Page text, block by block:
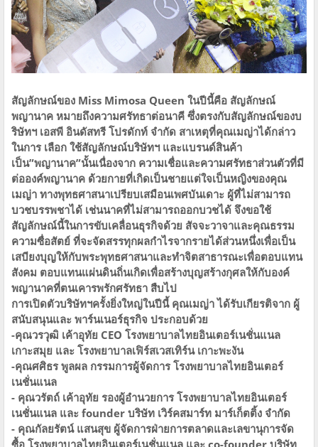
สัญลักษณ์ของ Miss Mimosa Queen ในปีนี้คือ สัญลักษณ์
พญานาค หมายถึงความศรัทธาต่อนาคี ซึ่งตรงกับสัญลักษณ์ของบ
ริษัทฯ เอสพี อินดัสทรี โปรดักท์ จำกัด สาเหตุที่คุณเมญ่าได้กล่าว
ในการ เลือก ใช้สัญลักษณ์บริษัทฯ และแบรนด์สินค้า
เป็น”พญานาค”นั้นเนื่องจาก ความเชื่อและความศรัทธาส่วนตัวที่มี
ต่อองค์พญานาค ด้วยกายที่เกิดเป็นชายแต่ใจเป็นหญิงของคุณ
เมญ่า ทางพุทธศาสนาเปรียบเสมือนเพศบันเดาะ ผู้ที่ไม่สามารถ
บวชบรรพชาได้ เช่นนาคที่ไม่สามารถออกบวชได้ จึงขอใช้
สัญลักษณ์นี้ในการขับเคลื่อนธุรกิจด้วย สัจจะวาจาและคุณธรรม
ความซื่อสัตย์ ที่จะจัดสรรทุกผลกำไรจากรายได้ส่วนหนึ่งเพื่อเป็น
เสบียงบุญให้กับพระพุทธศาสนาและทำจิตสาธารณะเพื่อตอบแทน
สังคม ตอบแทนแผ่นดินถิ่นเกิดเพื่อสร้างบุญสร้างกุศลให้กับองค์
พญานาคที่ตนเคารพรักศรัทธา สืบไป
การเปิดตัวบริษัทฯครั้งยิ่งใหญ่ในปีนี้ คุณเมญ่า ได้รับเกียรติจาก ผู้
สนับสนุนและ พาร์นเนอร์ธุรกิจ ประกอบด้วย
-คุณวรวุฒิ เค้าอุทัย CEO โรงพยาบาลไทยอินเตอร์เนชั่นแนล
เกาะสมุย และ โรงพยาบาลเฟิร์สเวสเทิร์น เกาะพะงัน
-คุณศศิธร พูลผล กรรมการผู้จัดการ โรงพยาบาลไทยอินเตอร์
เนชั่นแนล
- คุณวรัตถ์ เค้าอุทัย รองผู้อำนวยการ โรงพยาบาลไทยอินเตอร์
เนชั่นแนล และ founder บริษัท เวิร์คสมาร์ท มาร์เก็ตติ้ง จำกัด
- คุณกัลยรัตน์ แสนสุข ผู้จัดการฝ่ายการตลาดและเลขานุการจัด
ซื้อ โรงพยาบาลไทยอินเตอร์เนชั่นแนล และ co-founder บริษัท